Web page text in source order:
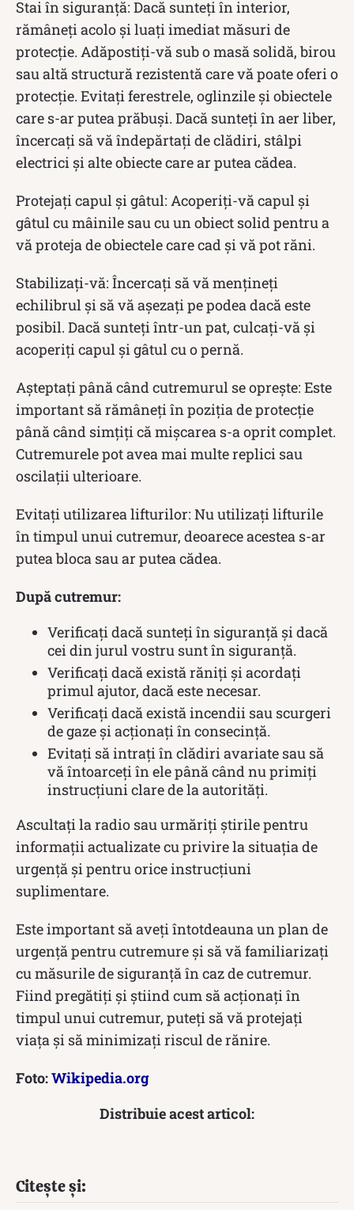
Stai în siguranță: Dacă sunteți în interior,
rămâneți acolo și luați imediat măsuri de
protecție. Adăpostiți-vă sub o masă solidă, birou
sau altă structură rezistentă care vă poate oferi o
protecție. Evitați ferestrele, oglinzile și obiectele
care s-ar putea prăbuși. Dacă sunteți în aer liber,
încercați să vă îndepărtați de clădiri, stâlpi
electrici și alte obiecte care ar putea cădea.
Protejați capul și gâtul: Acoperiți-vă capul și
gâtul cu mâinile sau cu un obiect solid pentru a
vă proteja de obiectele care cad și vă pot răni.
Stabilizați-vă: Încercați să vă mențineți
echilibrul și să vă așezați pe podea dacă este
posibil. Dacă sunteți într-un pat, culcați-vă și
acoperiți capul și gâtul cu o pernă.
Așteptați până când cutremurul se oprește: Este
important să rămâneți în poziția de protecție
până când simțiți că mișcarea s-a oprit complet.
Cutremurele pot avea mai multe replici sau
oscilații ulterioare.
Evitați utilizarea lifturilor: Nu utilizați lifturile
în timpul unui cutremur, deoarece acestea s-ar
putea bloca sau ar putea cădea.
După cutremur:
Verificați dacă sunteți în siguranță și dacă
cei din jurul vostru sunt în siguranță.
Verificați dacă există răniți și acordați
primul ajutor, dacă este necesar.
Verificați dacă există incendii sau scurgeri
de gaze și acționați în consecință.
Evitați să intrați în clădiri avariate sau să
vă întoarceți în ele până când nu primiți
instrucțiuni clare de la autorități.
Ascultați la radio sau urmăriți știrile pentru
informații actualizate cu privire la situația de
urgență și pentru orice instrucțiuni
suplimentare.
Este important să aveți întotdeauna un plan de
urgență pentru cutremure și să vă familiarizați
cu măsurile de siguranță în caz de cutremur.
Fiind pregătiți și știind cum să acționați în
timpul unui cutremur, puteți să vă protejați
viața și să minimizați riscul de rănire.
Foto:Wikipedia.org
Distribuie acest articol:
Citește și: